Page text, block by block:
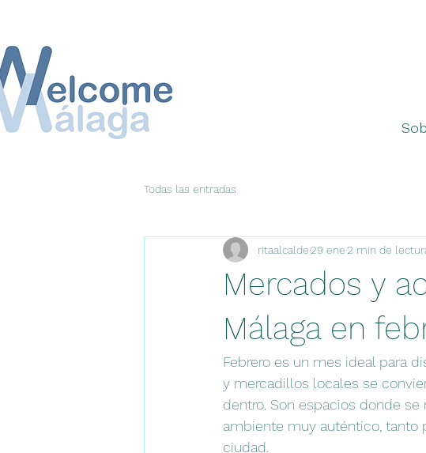
Todas las entradas
Mercados y
Málaga en
ritaalcalde29 ene2 min de
Febrero es un mes ideal para
y mercadillos locales se
dentro. Son espacios donde
ambiente muy auténtico, tanto
ciudad.